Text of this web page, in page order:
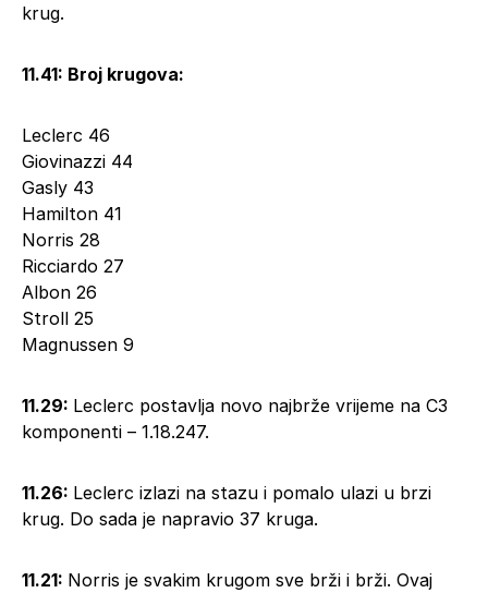
krug.
11.41: Broj krugova:
Leclerc 46
Giovinazzi 44
Gasly 43
Hamilton 41
Norris 28
Ricciardo 27
Albon 26
Stroll 25
Magnussen 9
11.29: Leclerc postavlja novo najbrže vrijeme na C3
komponenti – 1.18.247.
11.26: Leclerc izlazi na stazu i pomalo ulazi u brzi
krug. Do sada je napravio 37 kruga.
11.21: Norris je svakim krugom sve brži i brži. Ovaj